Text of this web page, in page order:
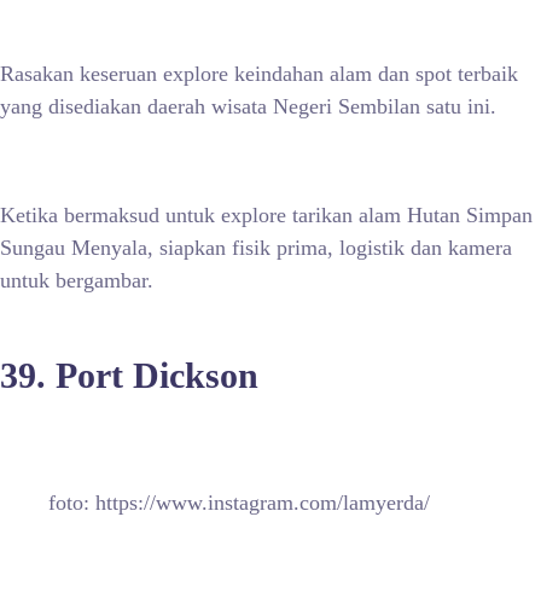
Rasakan keseruan explore keindahan alam dan spot terbaik
yang disediakan daerah wisata Negeri Sembilan satu ini.
Ketika bermaksud untuk explore tarikan alam Hutan Simpan
Sungau Menyala, siapkan fisik prima, logistik dan kamera
untuk bergambar.
39. Port Dickson
foto: https://www.instagram.com/lamyerda/